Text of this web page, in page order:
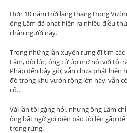
Hơn 10 năm trời lang thang trong
ông Lâm đã phát hiện ra nhiều điều
chân người này.
Trong những lần xuyên rừng đi tìm
Lâm, đôi lúc, ông cứ úp mở nói với tôi
Pháp đến bây giờ, vẫn chưa phát hiện
đó trong khu vườn rộng lớn này, vẫn
cổ…
Vài lần tôi gặng hỏi, nhưng ông Lâm
ông bất ngờ gọi điện bảo tôi lên gấp
trong rừng.